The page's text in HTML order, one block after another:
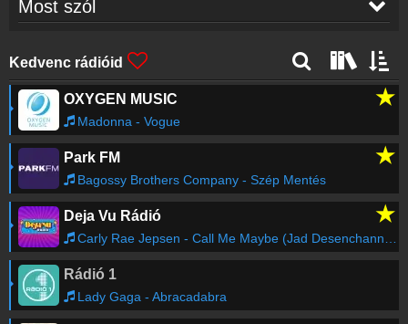
Most szól
05:47 Queen-I Want To Break Free
05:46 DANUBIUS
05:44 Bruno Mars
05:40 Jennifer Lopez
Kedvenc rádióid
OXYGEN MUSIC ★
Madonna - Vogue
Park FM ★
Bagossy Brothers Company - Szép Mentés
Deja Vu Rádió ★
Carly Rae Jepsen - Call Me Maybe (Jad Desenchanntee Vs Myon & Shane 54 Remix)
Rádió 1
Lady Gaga - Abracadabra